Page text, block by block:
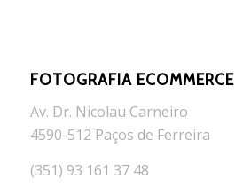
FOTOGRAFIA ECOMMERCE
Av. Dr. Nicolau Carneiro
4590-512 Paços de Ferreira
(351) 93 161 37 48